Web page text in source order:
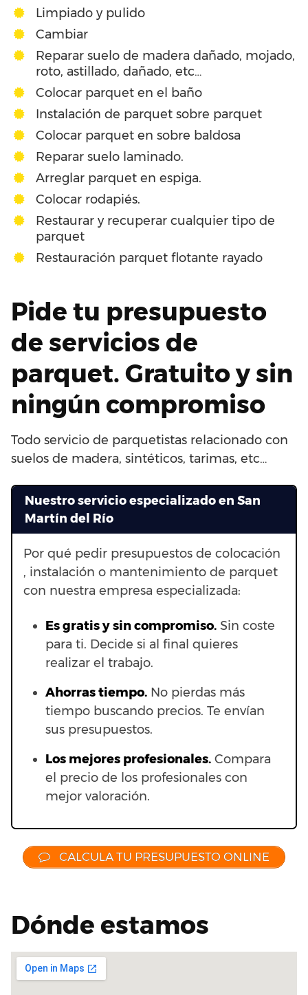
Limpiado y pulido
Cambiar
Reparar suelo de madera dañado, mojado,
roto, astillado, dañado, etc…
Colocar parquet en el baño
Instalación de parquet sobre parquet
Colocar parquet en sobre baldosa
Reparar suelo laminado.
Arreglar parquet en espiga.
Colocar rodapiés.
Restaurar y recuperar cualquier tipo de
parquet
Restauración parquet flotante rayado
Pide tu presupuesto
de servicios de
parquet. Gratuito y sin
ningún compromiso
Todo servicio de parquetistas relacionado con
suelos de madera, sintéticos, tarimas, etc…
Nuestro servicio especializado en San
Martín del Río
Por qué pedir presupuestos de colocación
, instalación o mantenimiento de parquet
con nuestra empresa especializada:
Es gratis y sin compromiso. Sin coste
para ti. Decide si al final quieres
realizar el trabajo.
Ahorras tiempo. No pierdas más
tiempo buscando precios. Te envían
sus presupuestos.
Los mejores profesionales. Compara
el precio de los profesionales con
mejor valoración.
CALCULA TU PRESUPUESTO ONLINE
Dónde estamos